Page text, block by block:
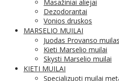
Masažiniai aliejai
Dezodorantai
Vonios druskos
MARSELIO MUILAI
Juodas Provanso muilas
Kieti Marselio muilai
Skysti Marselio muilai
KIETI MUILAI
Specializuoti muilai